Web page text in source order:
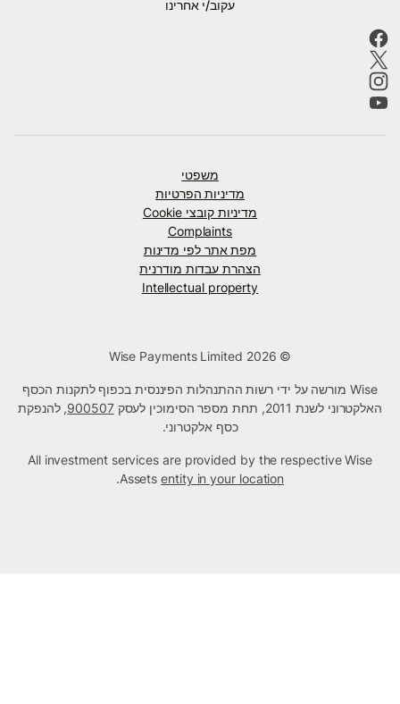
עקוב/י אחרינו
משפטי
מדיניות הפרטיות
מדיניות קובצי Cookie
Complaints
מפת אתר לפי מדינות
הצהרת עבדות מודרנית
Intellectual property
Wise מורשה על ידי רשות ההתנהלות הפיננסית בכפוף לתקנות הכסף
האלקטרוני לשנת 2011, תחת מספר הסימוכין לעסק
900507, להנפקת
כסף אלקטרוני.
All investment services are provided by the respective Wise
Assetsentity in your location
.